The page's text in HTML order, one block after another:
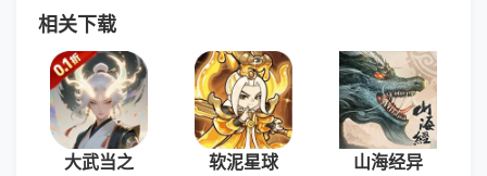
相关下载
大武当之 软泥星球 山海经异